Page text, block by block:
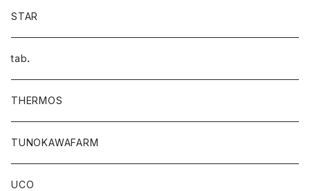
STAR
tab．
THERMOS
TUNOKAWAFARM
UCO